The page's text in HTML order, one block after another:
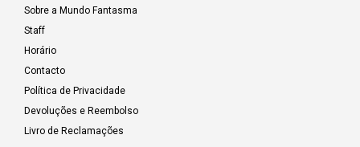
Sobre a Mundo Fantasma
Staff
Horário
Contacto
Política de Privacidade
Devoluções e Reembolso
Livro de Reclamações